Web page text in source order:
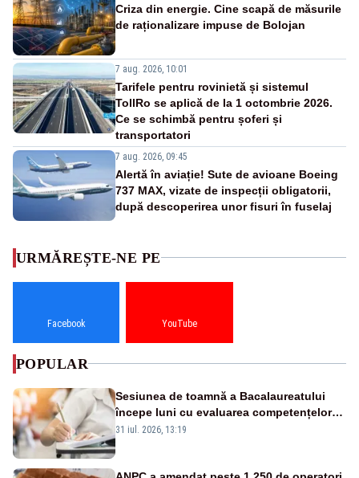
Criza din energie. Cine scapă de măsurile
de raționalizare impuse de Bolojan
7 aug. 2026, 10:01
Tarifele pentru rovinietă și sistemul
TollRo se aplică de la 1 octombrie 2026.
Ce se schimbă pentru șoferi și
transportatori
7 aug. 2026, 09:45
Alertă în aviație! Sute de avioane Boeing
737 MAX, vizate de inspecții obligatorii,
după descoperirea unor fisuri în fuselaj
URMĂREȘTE-NE PE
Facebook YouTube
POPULAR
Sesiunea de toamnă a Bacalaureatului
începe luni cu evaluarea competențelor
orale la Limba română
31 iul. 2026, 13:19